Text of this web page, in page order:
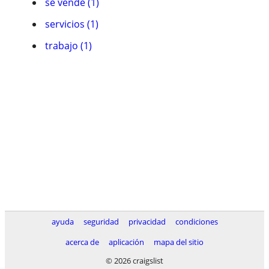
servicios (1)
trabajo (1)
ayuda seguridad privacidad
condiciones
acerca de
aplicación
mapa del sitio
© 2026 craigslist